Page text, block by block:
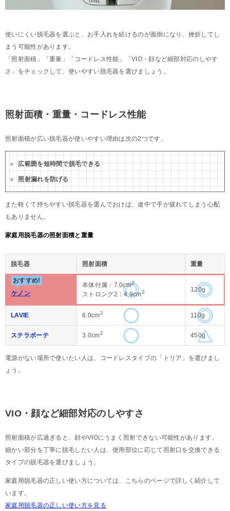
使いにくい脱毛器を選ぶと、お手入れを続けるのが面倒になり、挫折してし
まう可能性があります。
「照射面積」「重量」「コードレス性能」「VIO・顔など細部対応のしやす
さ」をチェックして、使いやすい脱毛器を選びましょう。
照射面積・重量・コードレス性能
照射面積が広い脱毛器が使いやすい理由は次の2つです。
広範囲を短時間で脱毛できる
照射漏れを防げる
また軽くて持ちやすい脱毛器を選んでおけば、途中で手が疲れてしまう心配
もありません。
家庭用脱毛器の照射面積と重量
脱毛器 照射面積 重量
おすすめ!
ケノン
本体付属：7.0cm2
ストロング2：4.9cm2 120g
LAVIE 6.0cm2 110g
ステラボーテ 3.0cm2 450g
電源がない場所で使いたい人は、コードレスタイプの「トリア」を選びまし
ょう。
VIO・顔など細部対応のしやすさ
照射面積が広過ぎると、顔やVIOにうまく照射できない可能性があります。
細かい部分を丁寧に脱毛したい人は、使用部位に応じて照射口を交換できる
タイプの脱毛器を選びましょう。
家庭用脱毛器の正しい使い方については、こちらのページで詳しく紹介して
います。
家庭用脱毛器の正しい使い方を見る